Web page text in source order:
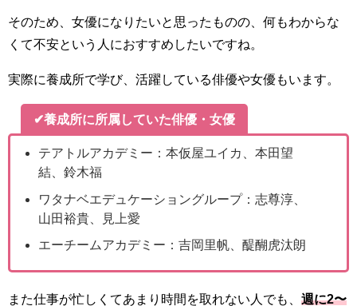
そのため、女優になりたいと思ったものの、何もわからな
くて不安という人におすすめしたいですね。
実際に養成所で学び、活躍している俳優や女優もいます。
✔養成所に所属していた俳優・女優
テアトルアカデミー：本仮屋ユイカ、本田望
結、鈴木福
ワタナベエデュケーショングループ：志尊淳、
山田裕貴、見上愛
エーチームアカデミー：吉岡里帆、醍醐虎汰朗
また仕事が忙しくてあまり時間を取れない人でも、 週に2〜